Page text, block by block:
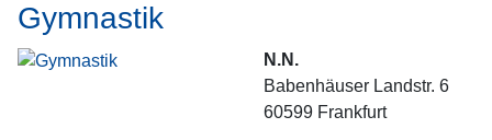
Gymnastik
N.N.
Babenhäuser Landstr. 6
60599 Frankfurt